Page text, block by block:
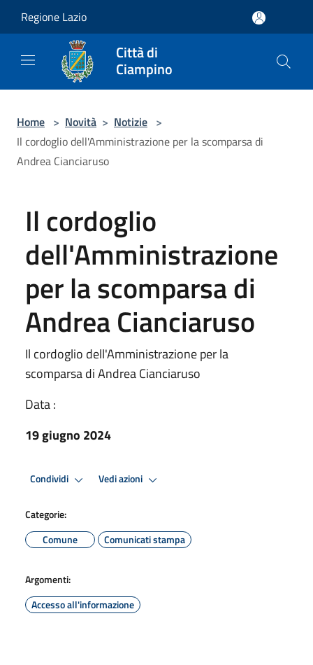
Regione Lazio
Città di
Ciampino
Home > Novità > Notizie >
Il cordoglio dell'Amministrazione per la scomparsa di
Andrea Cianciaruso
Il cordoglio
dell'Amministrazione
per la scomparsa di
Andrea Cianciaruso
Il cordoglio dell'Amministrazione per la
scomparsa di Andrea Cianciaruso
Data :
19 giugno 2024
Condividi Vedi azioni
Categorie:
Comune
Comunicati stampa
Argomenti:
Accesso all'informazione